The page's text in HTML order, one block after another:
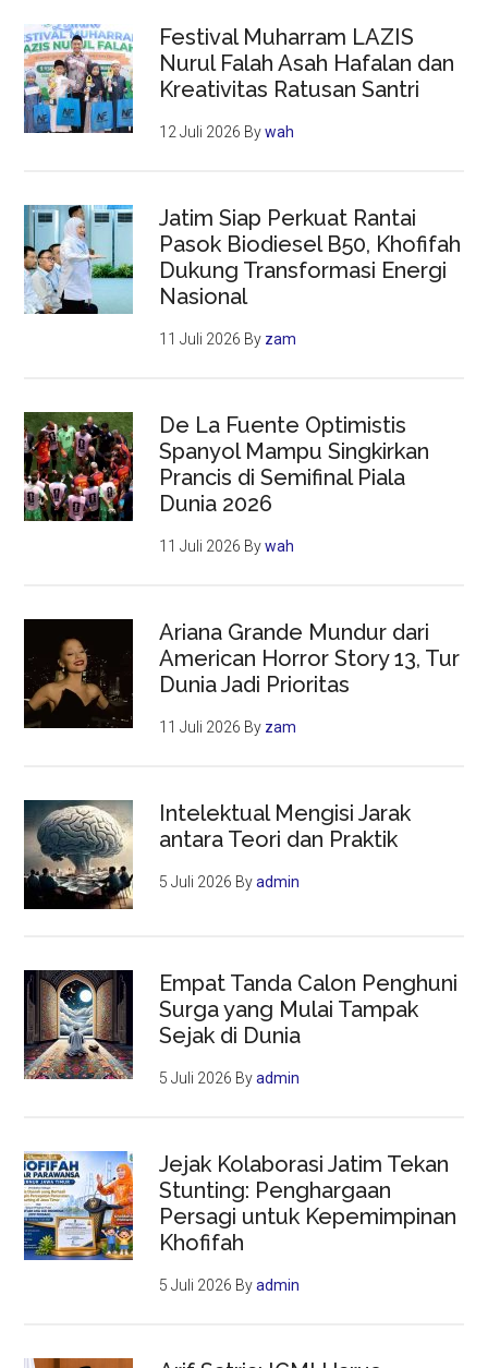
Festival Muharram LAZIS
Nurul Falah Asah Hafalan dan
Kreativitas Ratusan Santri
12 Juli 2026 Bywah
Jatim Siap Perkuat Rantai
Pasok Biodiesel B50, Khofifah
Dukung Transformasi Energi
Nasional
11 Juli 2026 By zam
De La Fuente Optimistis
Spanyol Mampu Singkirkan
Prancis di Semifinal Piala
Dunia 2026
11 Juli 2026 Bywah
Ariana Grande Mundur dari
American Horror Story 13, Tur
Dunia Jadi Prioritas
11 Juli 2026 By zam
Intelektual Mengisi Jarak
antara Teori dan Praktik
5 Juli 2026 Byadmin
Empat Tanda Calon Penghuni
Surga yang Mulai Tampak
Sejak di Dunia
5 Juli 2026 Byadmin
Jejak Kolaborasi Jatim Tekan
Stunting: Penghargaan
Persagi untuk Kepemimpinan
Khofifah
5 Juli 2026 Byadmin